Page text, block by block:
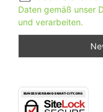
Daten gemäß unser
und verarbeiten.